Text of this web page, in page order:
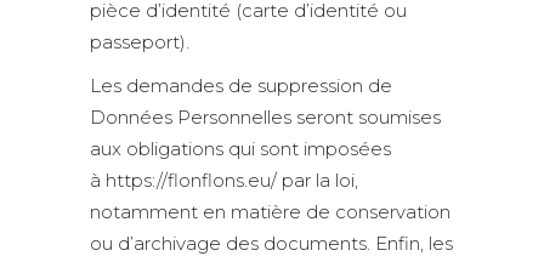
pièce d’identité (carte d’identité ou
passeport).
Les demandes de suppression de
Données Personnelles seront soumises
aux obligations qui sont imposées
à https://flonflons.eu/ par la loi,
notamment en matière de conservation
ou d’archivage des documents. Enfin, les